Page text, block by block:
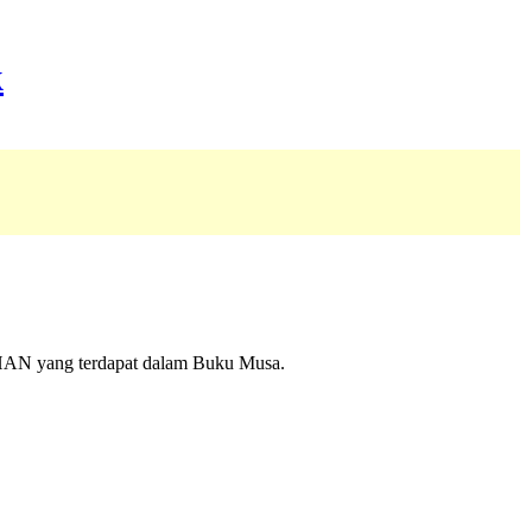
yang terdapat dalam Buku Musa.